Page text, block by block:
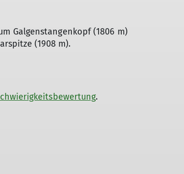
Galgenstangenkopf (1806 m)
(1908 m).
.